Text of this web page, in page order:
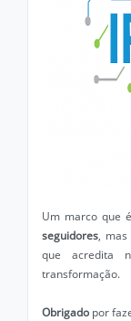
Um marco que
seguidores,
que acredita
transformação.
Obrigado por